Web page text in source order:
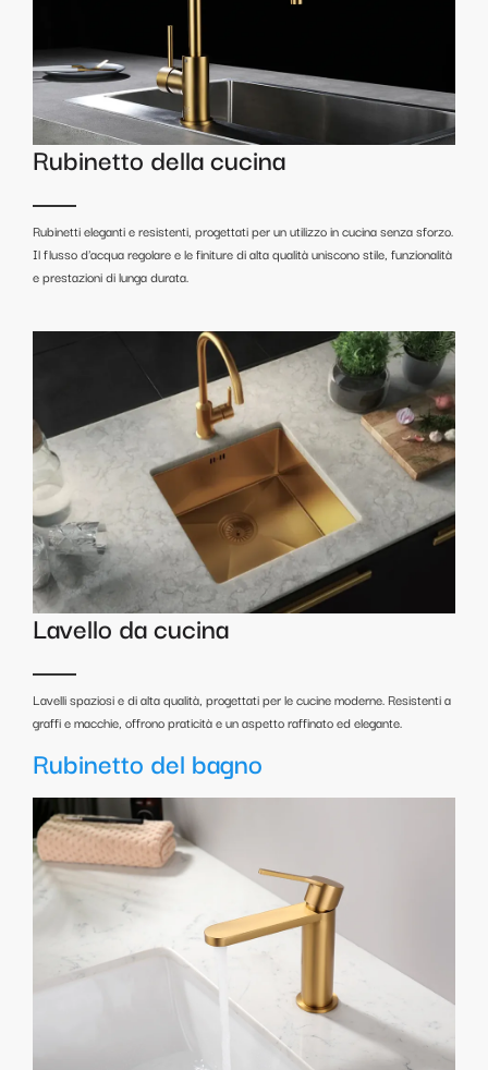
Rubinetto della cucina
Rubinetti eleganti e resistenti, progettati per un utilizzo in cucina senza sforzo.
Il flusso d'acqua regolare e le finiture di alta qualità uniscono stile, funzionalità
e prestazioni di lunga durata.
Lavello da cucina
Lavelli spaziosi e di alta qualità, progettati per le cucine moderne. Resistenti a
graffi e macchie, offrono praticità e un aspetto raffinato ed elegante.
Rubinetto del bagno